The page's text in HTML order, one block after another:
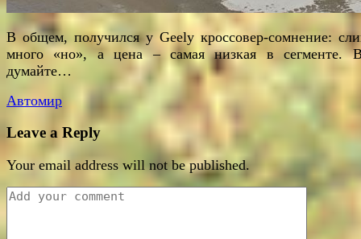
В общем, получился у Geely кроссовер-сомнение:
много «но», а цена – самая низкая в сегменте.
думайте…
Автомир
Leave a Reply
Your email address will not be published.